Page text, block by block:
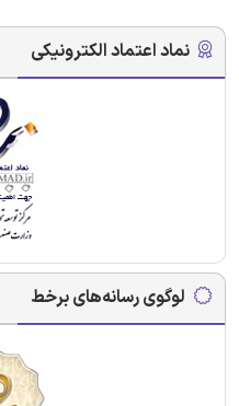
نماد اعتماد الکترونیکی
لوگوی رسانه‌های برخط